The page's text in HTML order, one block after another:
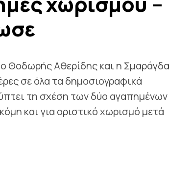
Θοδωρής Αθερίδης και η Σμαράγδα
σε όλα τα δημοσιογραφικά
τη σχέση των δύο αγαπημένων
και για οριστικό χωρισμό μετά